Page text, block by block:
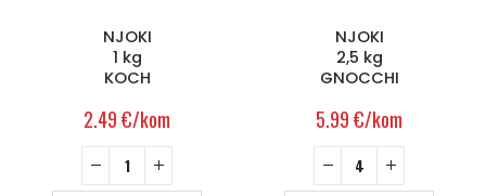
NJOKI
1 kg
KOCH
2.49€/kom
NJOKI
2,5 kg
GNOCCHI
5.99€/kom